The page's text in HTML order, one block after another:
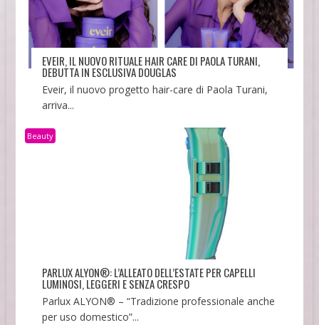
EVEIR, IL NUOVO RITUALE HAIR CARE DI PAOLA TURANI,
DEBUTTA IN ESCLUSIVA DOUGLAS
Eveir, il nuovo progetto hair-care di Paola Turani,
arriva...
Beauty
PARLUX ALYON®: L’ALLEATO DELL’ESTATE PER CAPELLI
LUMINOSI, LEGGERI E SENZA CRESPO
Parlux ALYON® – “Tradizione professionale anche
per uso domestico”...